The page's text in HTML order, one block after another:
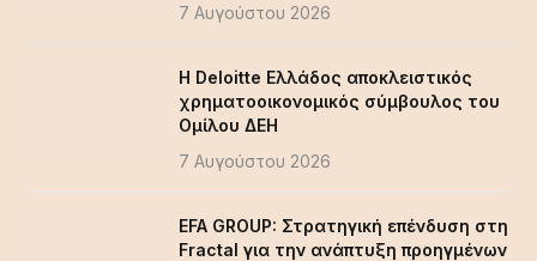
7 Αυγούστου 2026
Η Deloitte Ελλάδος αποκλειστικός
χρηματοοικονομικός σύμβουλος του
Ομίλου ΔΕΗ
7 Αυγούστου 2026
EFA GROUP: Στρατηγική επένδυση στη
Fractal για την ανάπτυξη προηγμένων